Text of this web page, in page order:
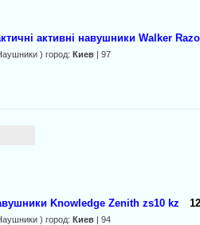
активні навушники Walker
) город: Киев| 97
Knowledge Zenith zs10 kz
) город: Киев| 94